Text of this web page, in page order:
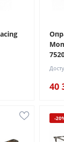
40
-